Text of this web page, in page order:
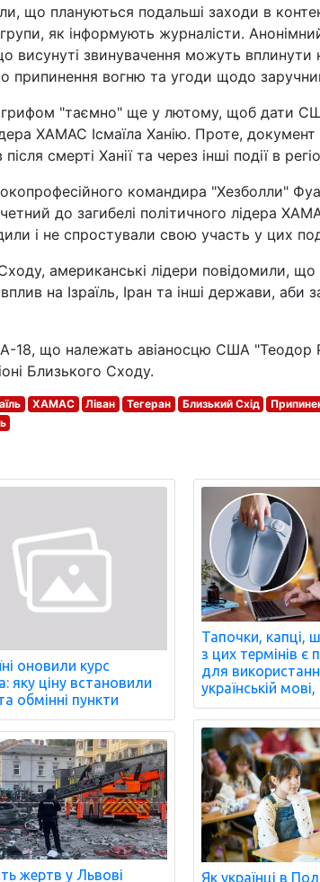
що плануються подальші заходи в
як інформують журналісти.
звинувачення можуть вплинути
припинення вогню та угоди щодо
грифом "таємно" ще у лютому, щоб дати
ХАМАС Ісмаїла Ханію. Проте, документ
смерті Ханії та через інші події в
командира "Хезболли"
до загибелі політичного лідера
і не спростували свою участь у цих
американські лідери повідомили, що
на Ізраїль, Іран та інші держави, аби
18, що належать авіаносцю США "Теодор
Близького Сходу.
ХАМАС Ліван Тегеран Близький Схід
оновили курс
яку ціну встановили
обмінні пункти
жертв у Львові
Тапочки, капці,
з цих термінів є
для
українській мові,
Як українці в